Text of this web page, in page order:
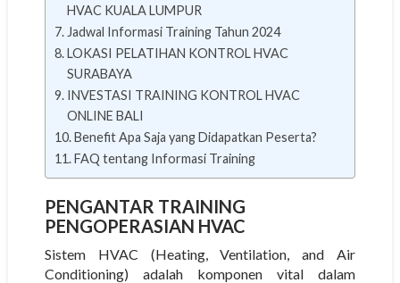
HVAC KUALA LUMPUR
Jadwal Informasi Training Tahun 2024
LOKASI PELATIHAN KONTROL HVAC
SURABAYA
INVESTASI TRAINING KONTROL HVAC
ONLINE BALI
Benefit Apa Saja yang Didapatkan Peserta?
FAQ tentang Informasi Training
PENGANTAR TRAINING
PENGOPERASIAN HVAC
Sistem HVAC (Heating, Ventilation, and Air
Conditioning) adalah komponen vital dalam